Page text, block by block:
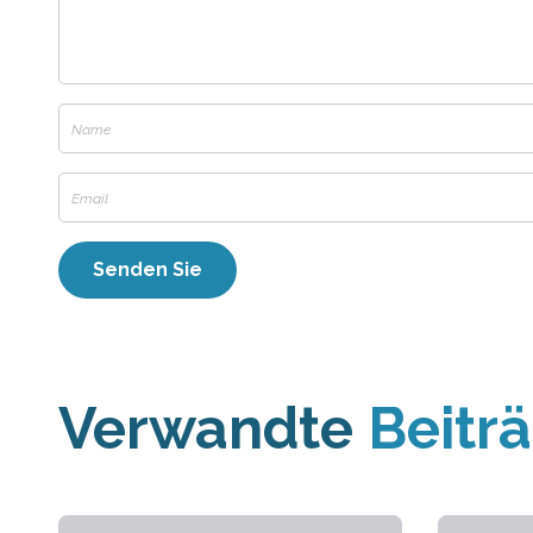
Verwandte